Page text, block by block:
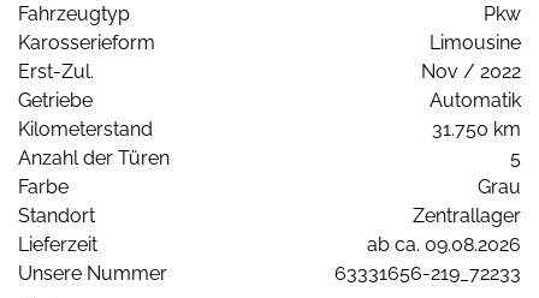
Fahrzeugtyp
Pkw
Karosserieform
Limousine
Erst-Zul.
Nov / 2022
Getriebe
Automatik
Kilometerstand
31.750 km
Anzahl der Türen
5
Farbe
Grau
Standort
Zentrallager
Lieferzeit
ab ca. 09.08.2026
Unsere Nummer
63331656-219_72233